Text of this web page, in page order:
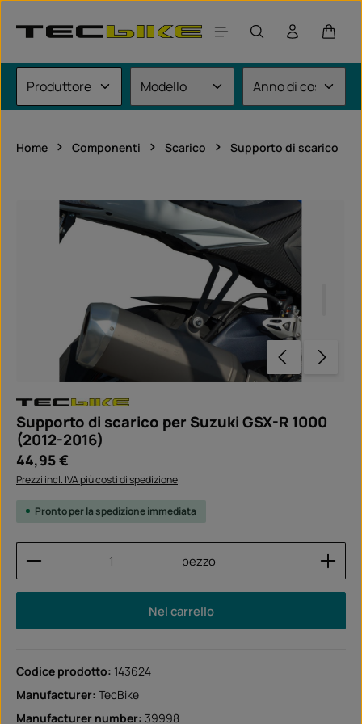
Il
Home Componenti Scarico Supporto di scarico
Salta la galleria di immagini
Supporto di scarico per Suzuki GSX-R 1000
(2012-2016)
Prezzo normale:
44,95 €
Prezzi incl. IVA più costi di spedizione
Pronto per la spedizione immediata
Quantità del prodotto: inserisci la quantità
pezzo
Nel carrello
Codice prodotto: 143624
Manufacturer: TecBike
Manufacturer number: 39998